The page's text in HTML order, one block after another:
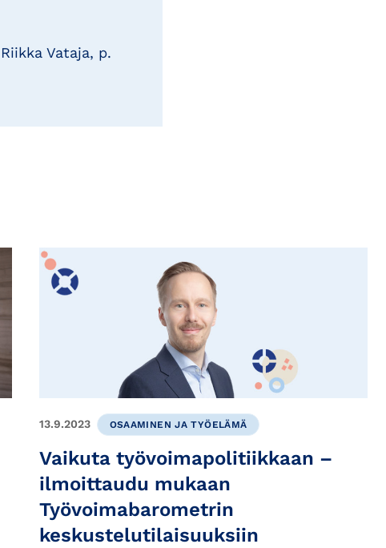
Vataja, p.
13.9.2023 OSAAMINEN JA TYÖELÄMÄ
Vaikuta työvoimapolitiikkaan –
ilmoittaudu mukaan
Työvoimabarometrin
keskustelutilaisuuksiin